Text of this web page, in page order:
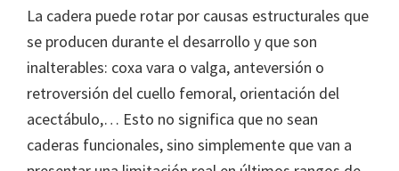
La cadera puede rotar por causas estructurales que
se producen durante el desarrollo y que son
inalterables: coxa vara o valga, anteversión o
retroversión del cuello femoral, orientación del
acectábulo,… Esto no significa que no sean
caderas funcionales, sino simplemente que van a